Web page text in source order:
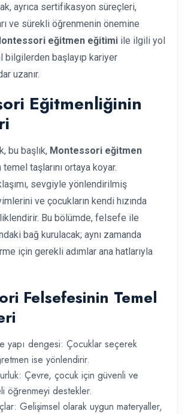
ayrıca sertifikasyon süreçleri,
ve sürekli öğrenmenin önemine
eğitmen eğitimi ile ilgili yol
bilgilerden başlayıp kariyer
uzanır.
Eğitmenliğinin
bu başlık, Montessori eğitmen
temel taşlarını ortaya koyar.
sevgiyle yönlendirilmiş
ve çocukların kendi hızında
Bu bölümde, felsefe ile
bağ kurulacak; aynı zamanda
için gerekli adımlar ana hatlarıyla
Felsefesinin Temel
yapı dengesi: Çocuklar seçerek
ise yönlendirir.
Çevre, çocuk için güvenli ve
öğrenmeyi destekler.
Gelişimsel olarak uygun materyaller,